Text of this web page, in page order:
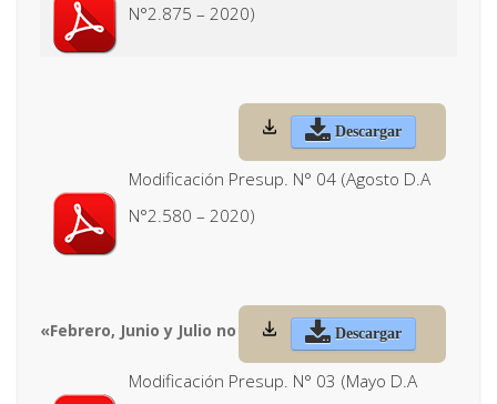
N°2.875 – 2020)
Descargar
Modificación Presup. N° 04 (Agosto D.A
N°2.580 – 2020)
Descargar
Modificación Presup. N° 03 (Mayo D.A
«Febrero, Junio y Julio no